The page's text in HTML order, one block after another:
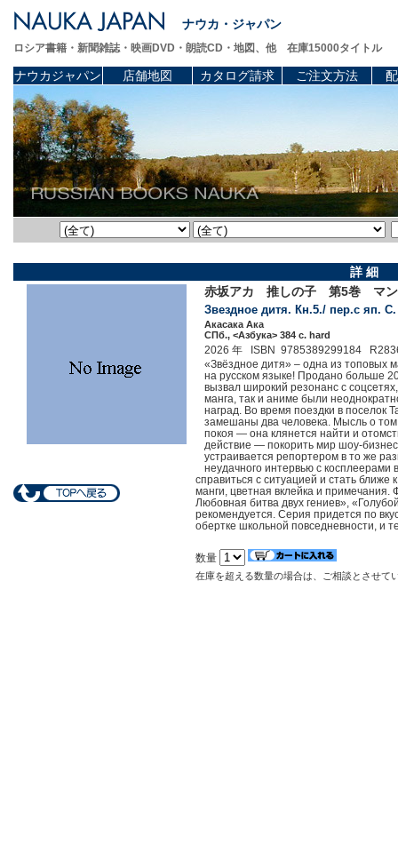
ナウカ・ジャパン
ロシア書籍・新聞雑誌・映画DVD・朗読CD・地図、他 在庫15000タイトル
ナウカジャパン 店舗地図 カタログ請求 ご注文方法
詳 細
赤坂アカ 推しの子 第5巻 マ
Звездное дитя. Кн.5./ пер.с яп.
Акасака Ака
СПб., <Азбука> 384 c. hard
2026 年 ISBN 9785389299184
«Звёздное дитя» – одна из топовых
на русском языке! Продано больше
вызвал широкий резонанс с
манга, так и аниме были
наград. Во время поездки в поселок
замешаны два человека. Мысль о
покоя — она клянется найти и
действие — покорить мир шоу-
устраивается репортером в то же
неудачного интервью с косплеерами
справиться с ситуацией и стать
манги, цветная вклейка и примечания.
Любовная битва двух гениев»,
рекомендуется. Серия придется по
обертке школьной повседневности, и
数量
在庫を超える数量の場合は、ご相談とさせて